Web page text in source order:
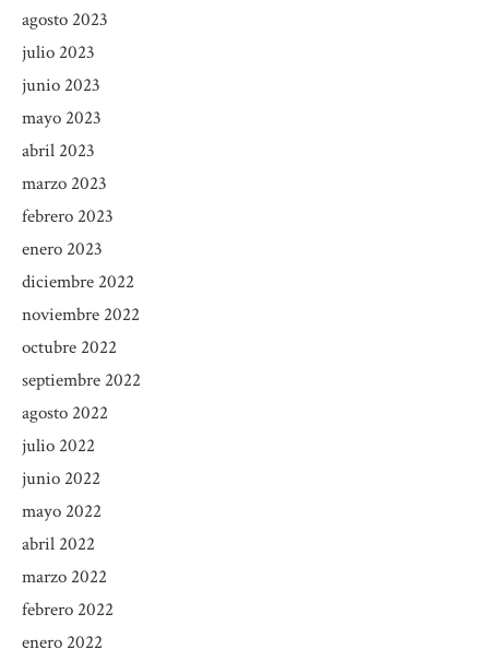
agosto 2023
julio 2023
junio 2023
mayo 2023
abril 2023
marzo 2023
febrero 2023
enero 2023
diciembre 2022
noviembre 2022
octubre 2022
septiembre 2022
agosto 2022
julio 2022
junio 2022
mayo 2022
abril 2022
marzo 2022
febrero 2022
enero 2022